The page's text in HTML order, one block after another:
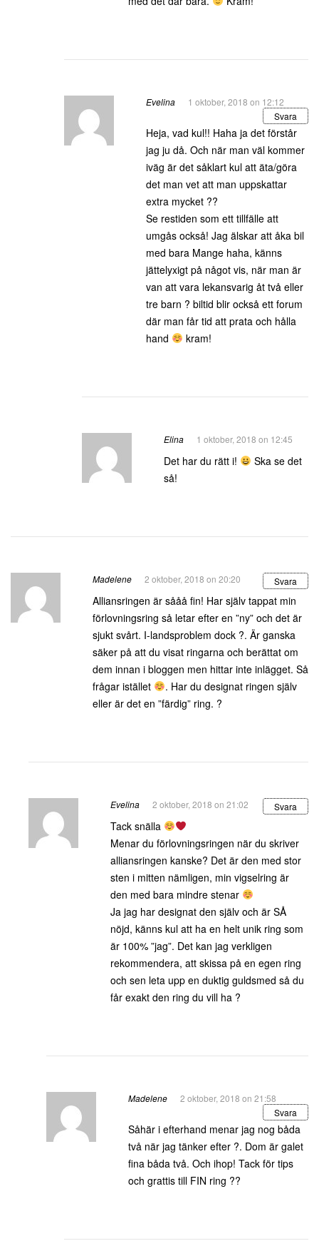
Evelina
1 oktober, 2018 on 12:12
Svara
Heja, vad kul!! Haha ja det förstår
jag ju då. Och när man väl kommer
iväg är det såklart kul att äta/göra
det man vet att man uppskattar
extra mycket ??
Se restiden som ett tillfälle att
umgås också! Jag älskar att åka bil
med bara Mange haha, känns
jättelyxigt på något vis, när man är
van att vara lekansvarig åt två eller
tre barn ? biltid blir också ett forum
där man får tid att prata och hålla
hand
kram!
Elina 1 oktober, 2018 on 12:45
Det har du rätt i!
Ska se det
så!
Madelene 2 oktober, 2018 on 20:20 Svara
Alliansringen är sååå fin! Har själv tappat min
förlovningsring så letar efter en ”ny” och det är
sjukt svårt. I-landsproblem dock ?. Är ganska
säker på att du visat ringarna och berättat om
dem innan i bloggen men hittar inte inlägget. Så
frågar istället
. Har du designat ringen själv
eller är det en ”färdig” ring. ?
Evelina 2 oktober, 2018 on 21:02 Svara
Tack snälla
Menar du förlovningsringen när du skriver
alliansringen kanske? Det är den med stor
sten i mitten nämligen, min vigselring är
den med bara mindre stenar
Ja jag har designat den själv och är SÅ
nöjd, känns kul att ha en helt unik ring som
är 100% ”jag”. Det kan jag verkligen
rekommendera, att skissa på en egen ring
och sen leta upp en duktig guldsmed så du
får exakt den ring du vill ha ?
Madelene
2 oktober, 2018 on 21:58
Svara
Såhär i efterhand menar jag nog båda
två när jag tänker efter ?. Dom är galet
fina båda två. Och ihop! Tack för tips
och grattis till FIN ring ??